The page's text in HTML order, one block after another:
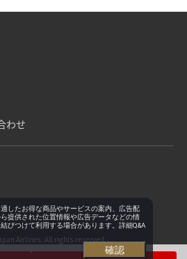
わせ
Airlines. All rights reserved.
したお得な商品やサービスの案内、広告配
提供された位置情報や広告データなどの情
びつけて利用する場合があります。詳細Q&A
確認